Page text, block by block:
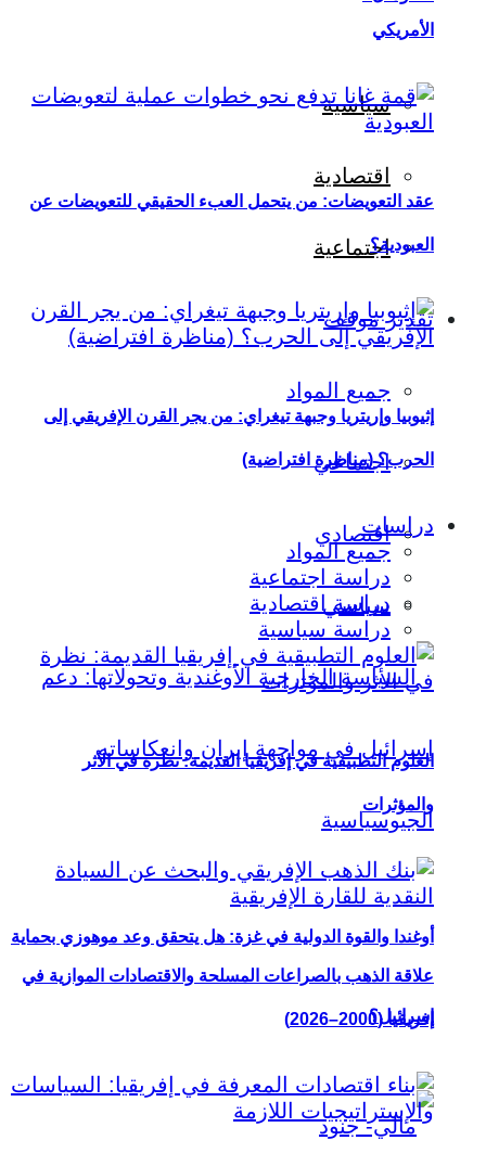
سياسية
اقتصادية
اجتماعية
تقدير موقف
جميع المواد
اجتماعي
اقتصادي
سياسي
أوغندا والقوة الدولية في غزة: هل يتحقق وعد موهوزي بحماية
إسرائيل؟
الأمريكي
عقد التعويضات: من يتحمل العبء الحقيقي للتعويضات عن
العبودية؟
إثيوبيا وإريتريا وجبهة تيغراي: من يجر القرن الإفريقي إلى
الحرب؟ (مناظرة افتراضية)
دراسات
جميع المواد
دراسة اجتماعية
دراسة اقتصادية
دراسة سياسية
العلوم التطبيقية في إفريقيا القديمة: نظرة في الأثر
والمؤثرات
علاقة الذهب بالصراعات المسلحة والاقتصادات الموازية في
إفريقيا (2000–2026)